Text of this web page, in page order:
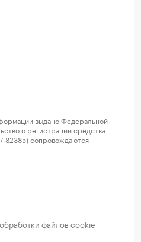
выдано Федеральной
о регистрации средства
82385) сопровождаются
файлов cookie